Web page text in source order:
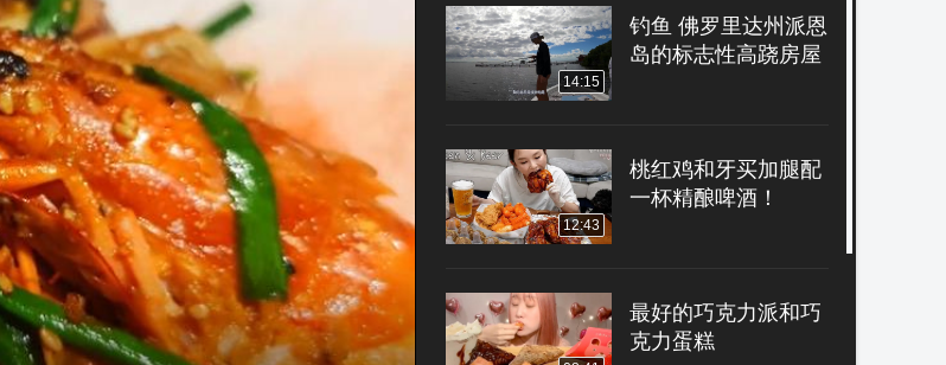
14:15
钓鱼 佛罗里达州派恩
岛的标志性高跷房屋
12:43
桃红鸡和牙买加腿配
一杯精酿啤酒！
最好的巧克力派和巧
克力蛋糕